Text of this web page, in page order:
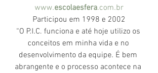
www.escolaesfera.com.br
Participou em 1998 e 2002
“O P.I.C. funciona e até hoje utilizo os
conceitos em minha vida e no
desenvolvimento da equipe. É bem
abrangente e o processo acontece na